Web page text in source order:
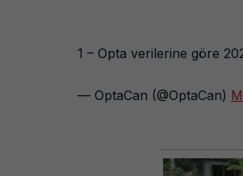
1 – Opta verilerine göre
— OptaCan (@OptaCan)